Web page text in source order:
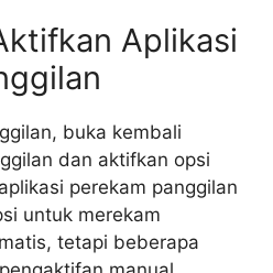
Aplikasi
buka kembali
dan aktifkan opsi
perekam panggilan
untuk merekam
tetapi beberapa